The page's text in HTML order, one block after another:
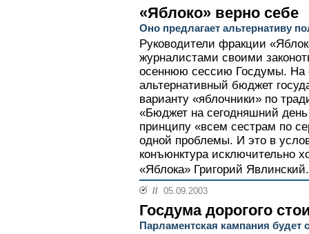
«Яблоко» верно себе
Оно предлагает альтернативу
Руководители фракции
журналистами своими
осеннюю сессию Госдумы. На
альтернативный бюджет
варианту «яблочники» по
«Бюджет на сегодняшний
принципу «всем сестрам по
одной проблемы. И это в
конъюнктура исключительно
«Яблока» Григорий
// 05.09.2003
Госдума дорогого
Парламентская кампания